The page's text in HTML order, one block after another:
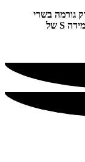
גורמה בשרי
ומפתה. הזמינו עכשיו את מארז הצבים הדנטליים במידה S של